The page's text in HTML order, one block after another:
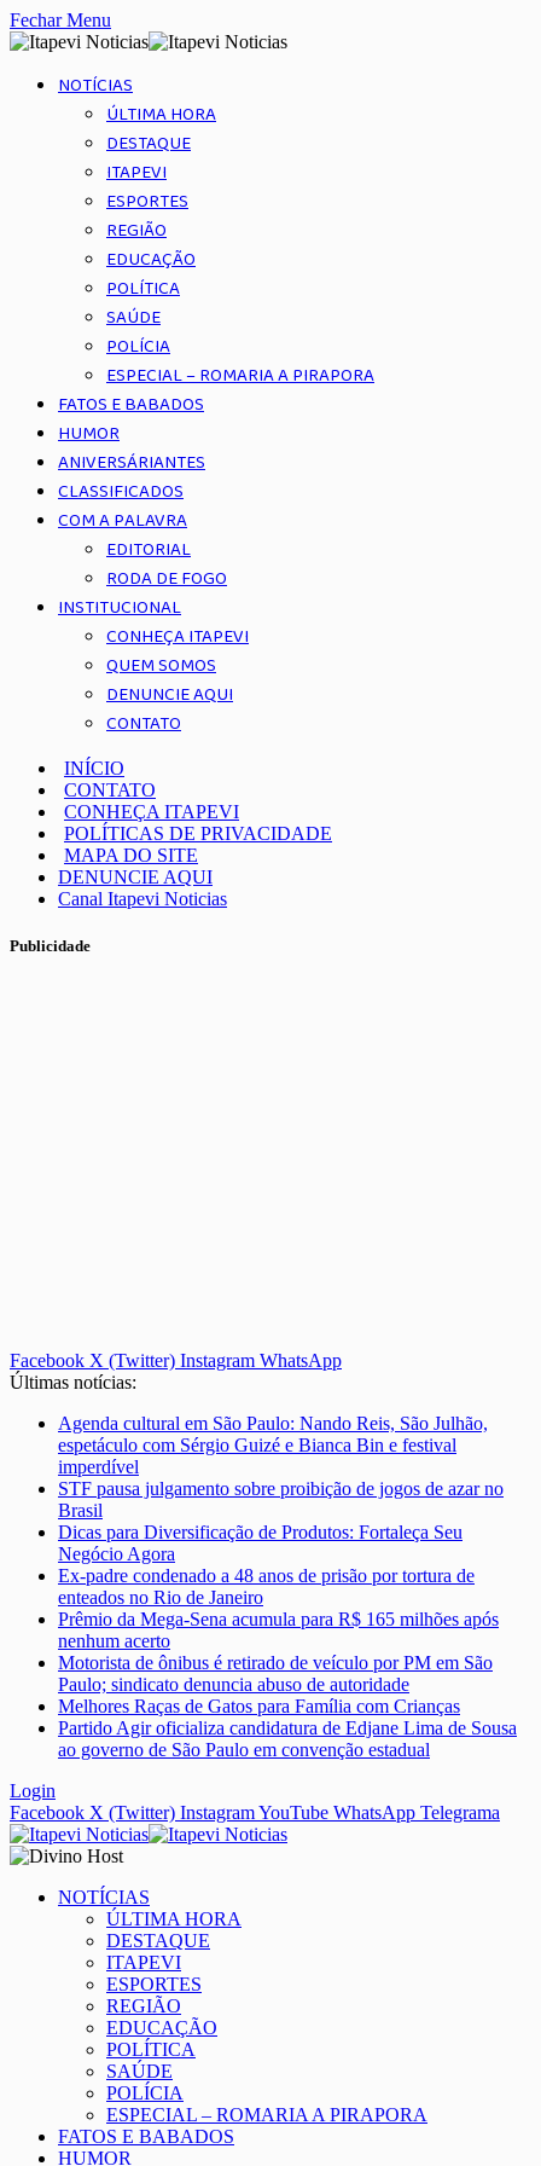
Fechar Menu
NOTÍCIAS
ÚLTIMA HORA
DESTAQUE
ITAPEVI
ESPORTES
REGIÃO
EDUCAÇÃO
POLÍTICA
SAÚDE
POLÍCIA
ESPECIAL – ROMARIA A PIRAPORA
FATOS E BABADOS
HUMOR
ANIVERSÁRIANTES
CLASSIFICADOS
COM A PALAVRA
EDITORIAL
RODA DE FOGO
INSTITUCIONAL
CONHEÇA ITAPEVI
QUEM SOMOS
DENUNCIE AQUI
CONTATO
INÍCIO
CONTATO
CONHEÇA ITAPEVI
POLÍTICAS DE PRIVACIDADE
MAPA DO SITE
DENUNCIE AQUI
Canal Itapevi Noticias
Publicidade
Facebook X (Twitter) Instagram WhatsApp
Últimas notícias:
Agenda cultural em São Paulo: Nando Reis, São Julhão,
espetáculo com Sérgio Guizé e Bianca Bin e festival
imperdível
STF pausa julgamento sobre proibição de jogos de azar no
Brasil
Dicas para Diversificação de Produtos: Fortaleça Seu
Negócio Agora
Ex-padre condenado a 48 anos de prisão por tortura de
enteados no Rio de Janeiro
Prêmio da Mega-Sena acumula para R$ 165 milhões após
nenhum acerto
Motorista de ônibus é retirado de veículo por PM em São
Paulo; sindicato denuncia abuso de autoridade
Melhores Raças de Gatos para Família com Crianças
Partido Agir oficializa candidatura de Edjane Lima de Sousa
ao governo de São Paulo em convenção estadual
Login
Facebook X (Twitter) InstagramYouTube WhatsApp Telegrama
NOTÍCIAS
ÚLTIMA HORA
DESTAQUE
ITAPEVI
ESPORTES
REGIÃO
EDUCAÇÃO
POLÍTICA
SAÚDE
POLÍCIA
ESPECIAL – ROMARIA A PIRAPORA
FATOS E BABADOS
HUMOR